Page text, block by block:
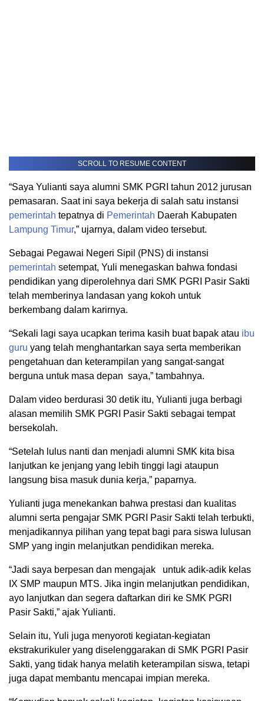
SCROLL TO RESUME CONTENT
“Saya Yulianti saya alumni SMK PGRI tahun 2012 jurusan
pemasaran. Saat ini saya bekerja di salah satu instansi
pemerintah tepatnya di Pemerintah Daerah Kabupaten
Lampung Timur,” ujarnya, dalam video tersebut.
Sebagai Pegawai Negeri Sipil (PNS) di instansi
pemerintah setempat, Yuli menegaskan bahwa fondasi
pendidikan yang diperolehnya dari SMK PGRI Pasir Sakti
telah memberinya landasan yang kokoh untuk
berkembang dalam karirnya.
“Sekali lagi saya ucapkan terima kasih buat bapak atau ibu
guru yang telah menghantarkan saya serta memberikan
pengetahuan dan keterampilan yang sangat-sangat
berguna untuk masa depan saya,” tambahnya.
Dalam video berdurasi 30 detik itu, Yulianti juga berbagi
alasan memilih SMK PGRI Pasir Sakti sebagai tempat
bersekolah.
“Setelah lulus nanti dan menjadi alumni SMK kita bisa
lanjutkan ke jenjang yang lebih tinggi lagi ataupun
langsung bisa masuk dunia kerja,” paparnya.
Yulianti juga menekankan bahwa prestasi dan kualitas
alumni serta pengajar SMK PGRI Pasir Sakti telah terbukti,
menjadikannya pilihan yang tepat bagi para siswa lulusan
SMP yang ingin melanjutkan pendidikan mereka.
“Jadi saya berpesan dan mengajak untuk adik-adik kelas
IX SMP maupun MTS. Jika ingin melanjutkan pendidikan,
ayo lanjutkan dan segera daftarkan diri ke SMK PGRI
Pasir Sakti,” ajak Yulianti.
Selain itu, Yuli juga menyoroti kegiatan-kegiatan
ekstrakurikuler yang diselenggarakan di SMK PGRI Pasir
Sakti, yang tidak hanya melatih keterampilan siswa, tetapi
juga dapat membantu mencapai impian mereka.